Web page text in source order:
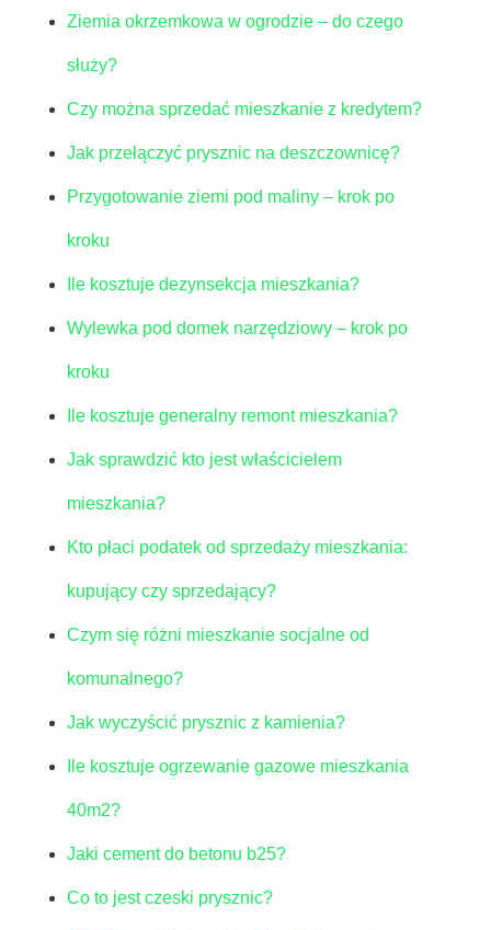
Ziemia okrzemkowa w ogrodzie – do czego
służy?
Czy można sprzedać mieszkanie z kredytem?
Jak przełączyć prysznic na deszczownicę?
Przygotowanie ziemi pod maliny – krok po
kroku
Ile kosztuje dezynsekcja mieszkania?
Wylewka pod domek narzędziowy – krok po
kroku
Ile kosztuje generalny remont mieszkania?
Jak sprawdzić kto jest właścicielem
mieszkania?
Kto płaci podatek od sprzedaży mieszkania:
kupujący czy sprzedający?
Czym się różni mieszkanie socjalne od
komunalnego?
Jak wyczyścić prysznic z kamienia?
Ile kosztuje ogrzewanie gazowe mieszkania
40m2?
Jaki cement do betonu b25?
Co to jest czeski prysznic?